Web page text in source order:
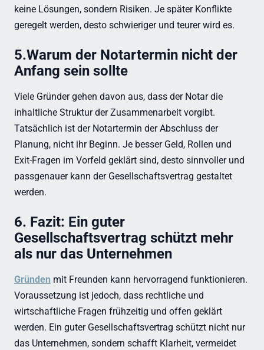
keine Lösungen, sondern Risiken. Je später Konflikte
geregelt werden, desto schwieriger und teurer wird es.
5.Warum der Notartermin nicht der
Anfang sein sollte
Viele Gründer gehen davon aus, dass der Notar die
inhaltliche Struktur der Zusammenarbeit vorgibt.
Tatsächlich ist der Notartermin der Abschluss der
Planung, nicht ihr Beginn. Je besser Geld, Rollen und
Exit-Fragen im Vorfeld geklärt sind, desto sinnvoller und
passgenauer kann der Gesellschaftsvertrag gestaltet
werden.
6. Fazit: Ein guter
Gesellschaftsvertrag schützt mehr
als nur das Unternehmen
Gründen mit Freunden kann hervorragend funktionieren.
Voraussetzung ist jedoch, dass rechtliche und
wirtschaftliche Fragen frühzeitig und offen geklärt
werden. Ein guter Gesellschaftsvertrag schützt nicht nur
das Unternehmen, sondern schafft Klarheit, vermeidet